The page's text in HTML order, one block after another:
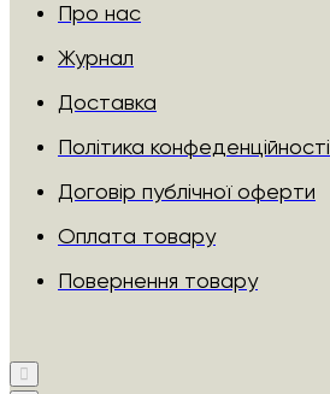
Про нас
Журнал
Доставка
Політика конфеденційності
Договір публічної оферти
Оплата товару
Повернення товару